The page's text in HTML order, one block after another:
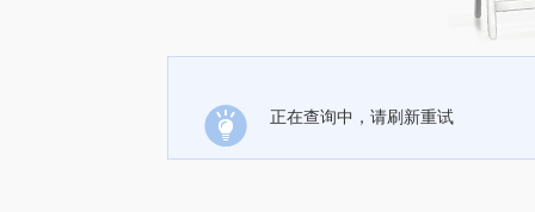
正在查询中，请刷新重试